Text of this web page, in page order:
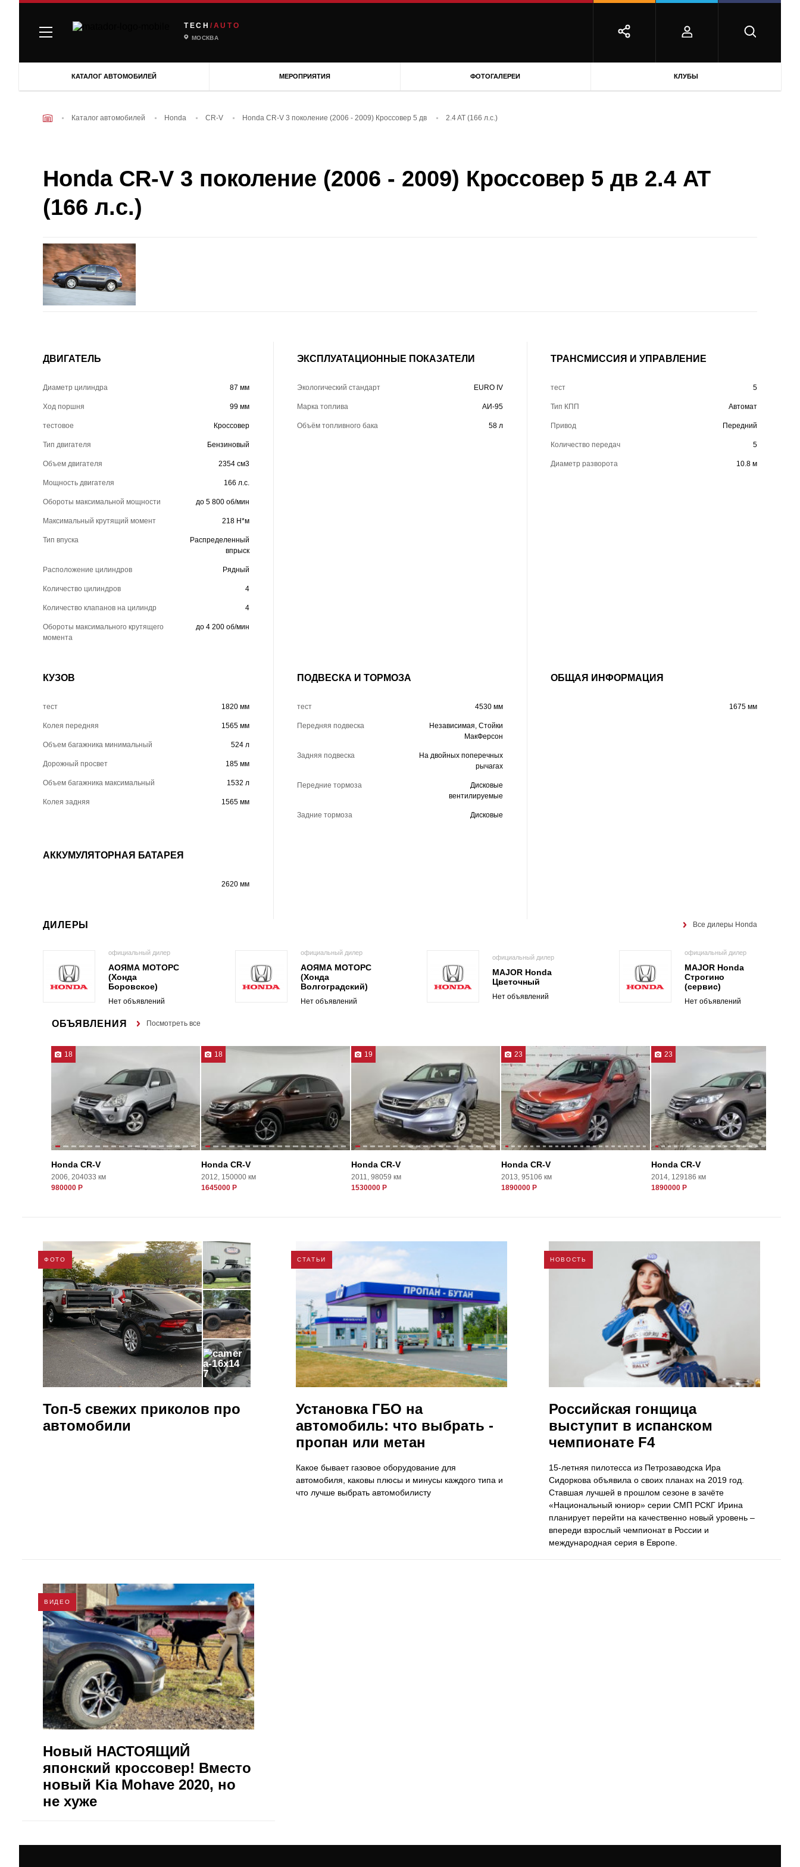
TECH /AUTO
МОСКВА
КАТАЛОГ АВТОМОБИЛЕЙ МЕРОПРИЯТИЯ ФОТОГАЛЕРЕИ КЛУБЫ
Каталог автомобилей Honda CR-V Honda CR-V 3 поколение (2006 - 2009) Кроссовер 5 дв 2.4 AT (166 л.с.)
Honda CR-V 3 поколение (2006 - 2009) Кроссовер 5 дв 2.4 AT
(166 л.с.)
ДВИГАТЕЛЬ
Диаметр цилиндра 87 мм
Ход поршня 99 мм
тестовое Кроссовер
Тип двигателя Бензиновый
Объем двигателя 2354 см3
Мощность двигателя 166 л.с.
Обороты максимальной мощности до 5 800 об/мин
Максимальный крутящий момент 218 Н*м
Тип впуска
Распределенный
впрыск
Расположение цилиндров Рядный
Количество цилиндров 4
Количество клапанов на цилиндр 4
Обороты максимального крутящего
момента
до 4 200 об/мин
ЭКСПЛУАТАЦИОННЫЕ ПОКАЗАТЕЛИ
Экологический стандарт EURO IV
Марка топлива АИ-95
Объём топливного бака 58 л
ТРАНСМИССИЯ И УПРАВЛЕНИЕ
тест 5
Тип КПП Автомат
Привод Передний
Количество передач 5
Диаметр разворота 10.8 м
КУЗОВ
тест 1820 мм
Колея передняя 1565 мм
Объем багажника минимальный 524 л
Дорожный просвет 185 мм
Объем багажника максимальный 1532 л
Колея задняя 1565 мм
ПОДВЕСКА И ТОРМОЗА
тест 4530 мм
Передняя подвеска
Независимая, Стойки
МакФерсон
Задняя подвеска
На двойных поперечных
рычагах
Передние тормоза
Дисковые
вентилируемые
Задние тормоза Дисковые
ОБЩАЯ ИНФОРМАЦИЯ
1675 мм
АККУМУЛЯТОРНАЯ БАТАРЕЯ
2620 мм
ДИЛЕРЫ Все дилеры Honda
официальный дилер
АОЯМА МОТОРС
(Хонда
Боровское)
Нет объявлений
официальный дилер
АОЯМА МОТОРС
(Хонда
Волгоградский)
Нет объявлений
официальный дилер
MAJOR Honda
Цветочный
Нет объявлений
официальный дилер
MAJOR Honda
Строгино
(сервис)
Нет объявлений
ОБЪЯВЛЕНИЯ Посмотреть все
18
Honda CR-V
2006, 204033 км
980000 Р
18
Honda CR-V
2012, 150000 км
1645000 Р
19
Honda CR-V
2011, 98059 км
1530000 Р
23
Honda CR-V
2013, 95106 км
1890000 Р
23
Honda CR-V
2014, 129186 км
1890000 Р
ФОТО
7
Топ-5 свежих приколов про
автомобили
СТАТЬИ
Установка ГБО на
автомобиль: что выбрать -
пропан или метан
Какое бывает газовое оборудование для
автомобиля, каковы плюсы и минусы каждого типа и
что лучше выбрать автомобилисту
НОВОСТЬ
Российская гонщица
выступит в испанском
чемпионате F4
15-летняя пилотесса из Петрозаводска Ира
Сидоркова объявила о своих планах на 2019 год.
Ставшая лучшей в прошлом сезоне в зачёте
«Национальный юниор» серии СМП РСКГ Ирина
планирует перейти на качественно новый уровень –
впереди взрослый чемпионат в России и
международная серия в Европе.
ВИДЕО
Новый НАСТОЯЩИЙ
японский кроссовер! Вместо
новый Kia Mohave 2020, но
не хуже